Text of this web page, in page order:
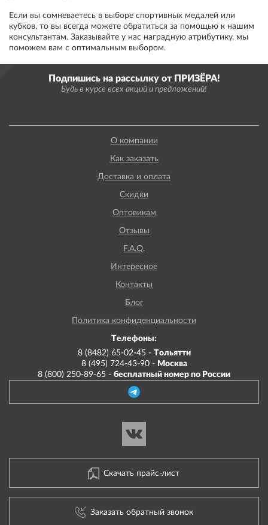
Если вы сомневаетесь в выборе спортивных медалей или
кубков, то вы всегда можете обратиться за помощью к нашим
консультантам. Заказывайте у нас наградную атрибутику, мы
поможем вам с оптимальным выбором.
Подпишись на рассылку от ПРИЗЁРА!
Будь в курсе всех акций и предложений!
О компании
Как заказать
Доставка и оплата
Скидки
Оптовикам
Отзывы
F.A.Q.
Интересное
Контакты
Блог
Политика конфиденциальности
Телефоны:
8 (8482) 65-02-45 - Тольятти
8 (495) 724-43-90 - Москва
8 (800) 250-89-65 - бесплатный номер по России
Скачать прайс-лист
Заказать обратный звонок